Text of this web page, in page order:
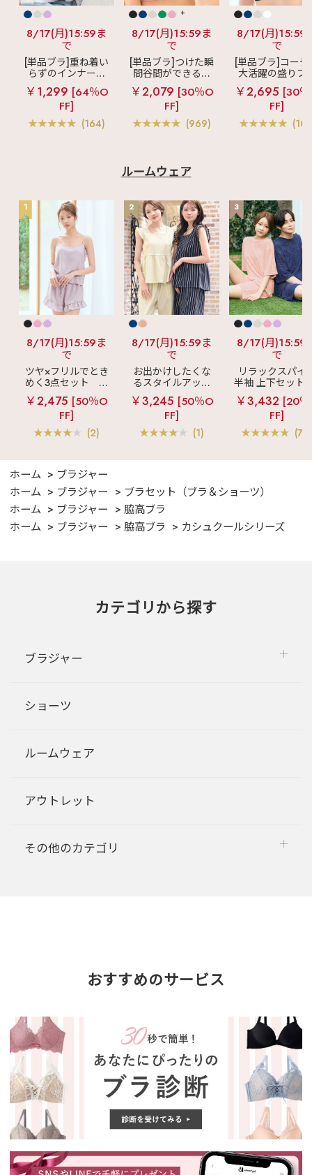
8/17(月)15:59ま
で
[単品ブラ]重ね着い
らずのインナーブ
ラ
リッチバスト
ブラトップ (ワイヤ
ー入り)
￥1,299 [64％O
FF]
(164)
+
8/17(月)15:59ま
で
[単品ブラ]つけた瞬
間谷間ができるシ
ームレスブラ
超
盛ブラ(R) シームレ
ス 単品ブラジャー
￥2,079 [30％O
FF]
(969)
8/17(月)15:59
で
[単品ブラ]コーデ
大活躍の盛りブ
ショートレン
ス ブラトップ 超
ブラ(R) 単品ブ
ャー
￥2,695 [30
FF]
ルームウェア
1
8/17(月)15:59ま
で
ツヤ×フリルでとき
めく3点セット
シ
ルキー ショートパ
ンツ 3点セット
￥2,475 [50％O
FF]
(2)
2
8/17(月)15:59ま
で
お出かけしたくな
るスタイルアップ
見え
ストライプ
フリル ロングパン
ツ 綿混 上下セット
￥3,245 [50％O
FF]
(1)
3
8/17(月)15:59
で
リラックスパイ
半袖 上下セット
女兼用サイズ)
￥3,432 [20
FF]
ホーム
ブラジャー
ホーム
ブラジャー
ブラセット（ブラ＆ショーツ）
ホーム
ブラジャー
脇高ブラ
ホーム
ブラジャー 脇高ブラ カシュクールシリーズ
カテゴリから探す
ブラジャー
ショーツ
ルームウェア
アウトレット
その他のカテゴリ
おすすめのサービス